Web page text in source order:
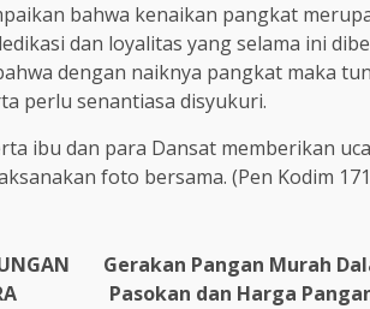
bahwa kenaikan pangkat
dan loyalitas yang selama ini
dengan naiknya pangkat maka
perlu senantiasa disyukuri.
ibu dan para Dansat memberikan
foto bersama. (Pen Kodim
Gerakan Pangan Murah
Pasokan dan Harga